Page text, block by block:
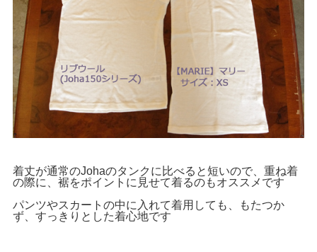
着丈が通常のJohaのタンクに比べると短いので、重ね着
の際に、裾をポイントに見せて着るのもオススメです
パンツやスカートの中に入れて着用しても、もたつか
ず、すっきりとした着心地です